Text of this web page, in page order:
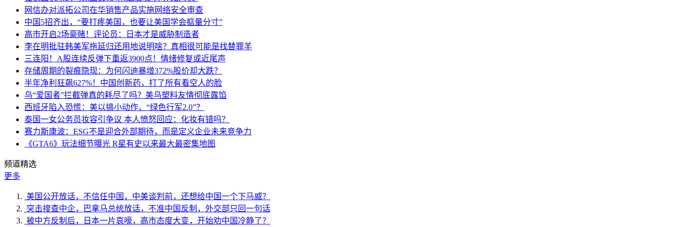
网信办对派拓公司在华销售产品实施网络安全审查
中国5招齐出，“要打疼美国，也要让美国学会掂量分寸”
高市开启2场豪赌！评论员：日本才是威胁制造者
李在明批驻韩美军拖延归还用地说明啥？真相很可能是找替罪羊
三连阳！A股连续反弹下重返3900点！情绪修复或近尾声
存储周期的裂痕隐现：为何闪迪暴增372%股价却大跌？
半年净利狂飙627%！中国创新药，打了所有看空人的脸
乌“爱国者”拦截弹真的耗尽了吗？美乌塑料友情彻底露馅
西班牙陷入恐慌：美以搞小动作，“绿色行军2.0”？
泰国一女公务员妆容引争议 本人愤怒回应：化妆有错吗？
赛力斯康波：ESG不是迎合外部期待，而是定义企业未来竞争力
《GTA6》玩法细节曝光 R星有史以来最大最密集地图
频道精选
更多
美国公开放话，不信任中国，中美谈判前，还想给中国一个下马威？
突击搜查中企，巴拿马总统放话，不准中国反制，外交部只回一句话
被中方反制后，日本一片哀嚎，高市态度大变，开始劝中国冷静了？